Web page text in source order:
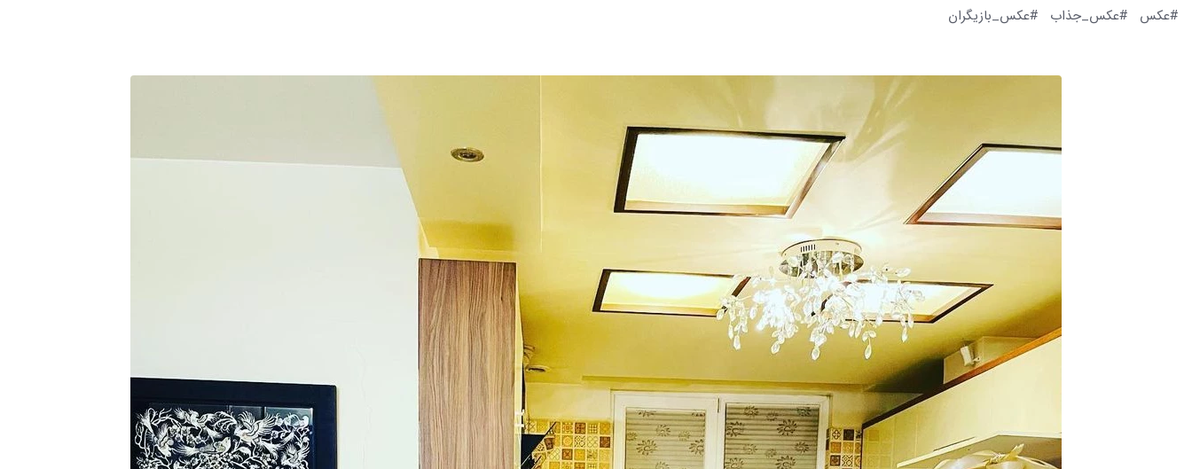
#عکس
#عکس_جذاب #عکس_بازیگران